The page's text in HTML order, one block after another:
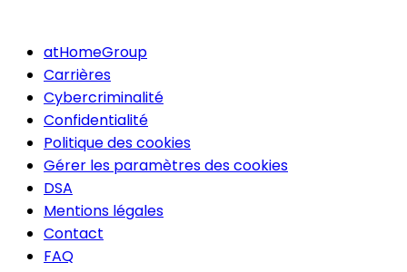
atHomeGroup
Carrières
Cybercriminalité
Confidentialité
Politique des cookies
Gérer les paramètres des cookies
DSA
Mentions légales
Contact
FAQ